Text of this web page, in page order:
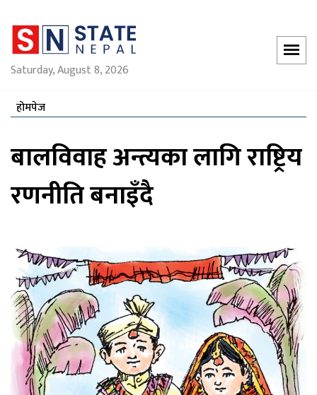
Saturday, August 8, 2026
होमपेज
बालविवाह अन्त्यका लागि राष्ट्रिय
रणनीति बनाइँदै